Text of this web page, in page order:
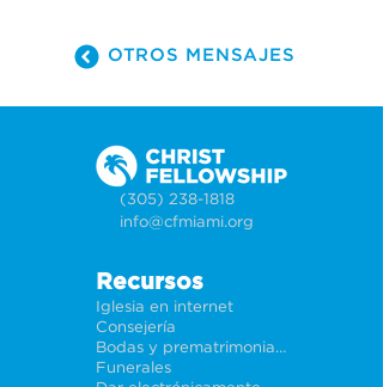
OTROS MENSAJES
(305) 238-1818
info@cfmiami.org
Recursos
Iglesia en internet
Consejería
Bodas y prematrimoniales
Funerales